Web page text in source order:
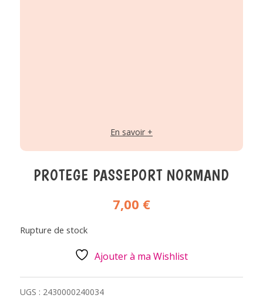
En savoir +
PROTEGE PASSEPORT NORMAND
7,00 €
Rupture de stock
Ajouter à ma Wishlist
UGS : 2430000240034